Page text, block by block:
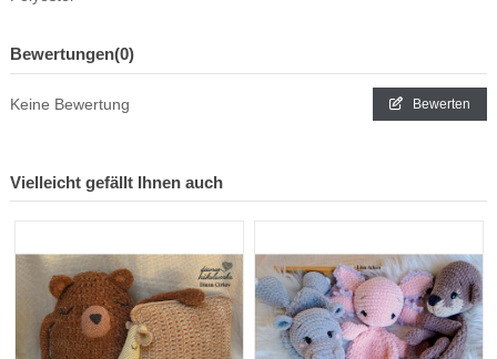
Bewertungen(0)
Keine Bewertung Bewerten
Vielleicht gefällt Ihnen auch